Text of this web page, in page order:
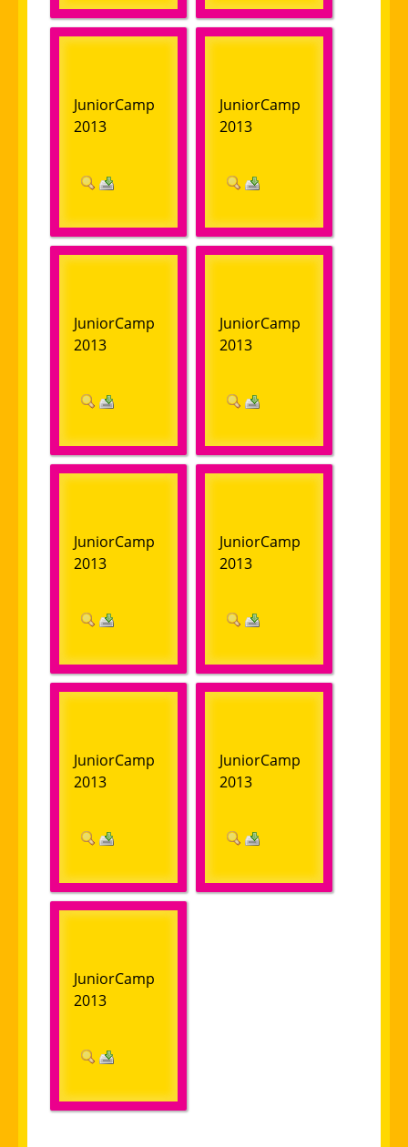
JuniorCamp
2013
JuniorCamp
2013
JuniorCamp
2013
JuniorCamp
2013
JuniorCamp
2013
JuniorCamp
2013
JuniorCamp
2013
JuniorCamp
2013
JuniorCamp
2013